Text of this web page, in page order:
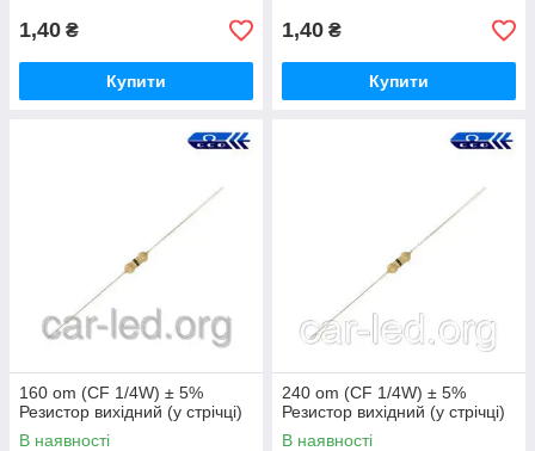
1,40 ₴
Купити
1,40 ₴
Купити
160 om (CF 1/4W) ± 5%
Резистор вихідний (у стрічці)
В наявності
240 om (CF 1/4W) ± 5%
Резистор вихідний (у стрічці)
В наявності